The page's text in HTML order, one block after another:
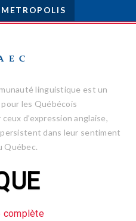
linguistique est un
les Québécois
d’expression anglaise,
dans leur sentiment
Québec.
complète